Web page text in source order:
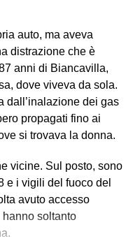
dell’obbligo di
eseguivano gli
sul campo,
imponendo ritmi e
intimidatorie”. Erano
(privo di luce e
le somme
tali condizioni,
condizioni di
e abitativa.
auto, ma aveva
distrazione che è
anni di Biancavilla,
dove viveva da sola.
dall’inalazione dei gas
propagati fino ai
si trovava la donna.
vicine. Sul posto, sono
e i vigili del fuoco del
avuto accesso
hanno soltanto